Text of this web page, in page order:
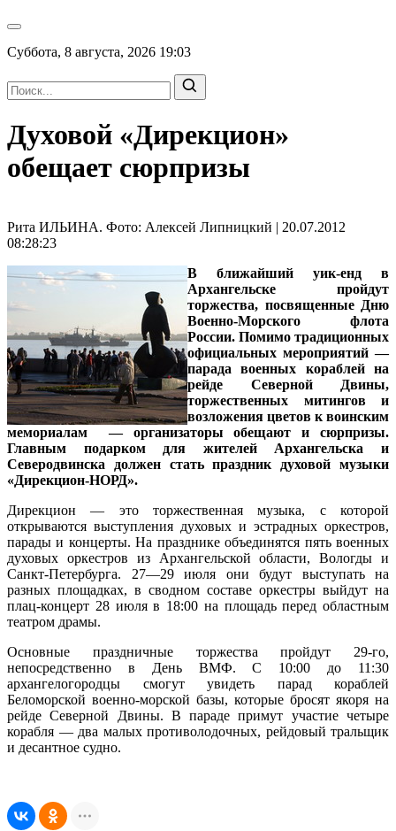
Суббота, 8 августа, 2026 19:03
Духовой «Дирекцион»
обещает сюрпризы
Рита ИЛЬИНА. Фото: Алексей Липницкий | 20.07.2012
08:28:23
В ближайший уик-енд в
Архангельске пройдут
торжества, посвященные Дню
Военно-Морского флота
России. Помимо традиционных
официальных мероприятий —
парада военных кораблей на
рейде Северной Двины,
торжественных митингов и
возложения цветов к воинским
мемориалам — организаторы обещают и сюрпризы.
Главным подарком для жителей Архангельска и
Северодвинска должен стать праздник духовой музыки
«Дирекцион-НОРД».
Дирекцион — это торжественная музыка, с которой
открываются выступления духовых и эстрадных оркестров,
парады и концерты. На празднике объединятся пять военных
духовых оркестров из Архангельской области, Вологды и
Санкт-Петербурга. 27—29 июля они будут выступать на
разных площадках, в сводном составе оркестры выйдут на
плац-концерт 28 июля в 18:00 на площадь перед областным
театром драмы.
Основные праздничные торжества пройдут 29-го,
непосредственно в День ВМФ. С 10:00 до 11:30
архангелогородцы смогут увидеть парад кораблей
Беломорской военно-морской базы, которые бросят якоря на
рейде Северной Двины. В параде примут участие четыре
корабля — два малых противолодочных, рейдовый тральщик
и десантное судно.